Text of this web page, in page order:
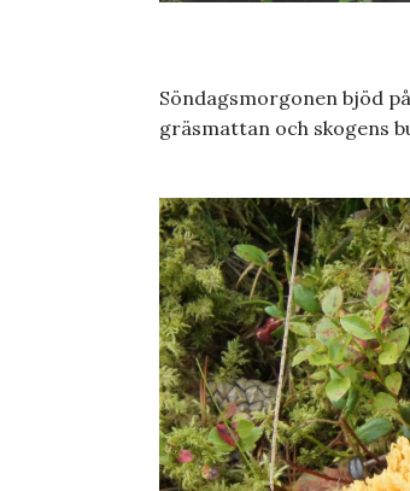
Söndagsmorgonen bjöd
gräsmattan och skogens